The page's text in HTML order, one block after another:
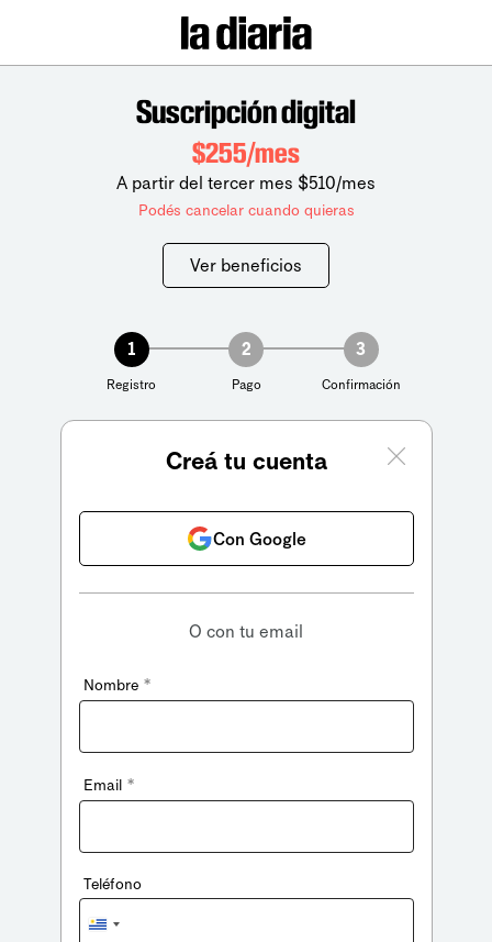
Suscripción digital
$255/mes
A partir del tercer mes $510/mes
Podés cancelar cuando quieras
Ver beneficios
1
Registro
2
Pago
3
Confirmación
Creá tu cuenta
Con Google
O con tu email
Nombre *
Email *
Teléfono
Uruguay